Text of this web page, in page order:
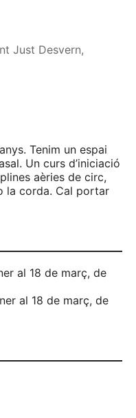
Just Desvern,
Tenim un espai
Un curs d’iniciació
aèries de circ,
la corda. Cal portar
al 18 de març, de
al 18 de març, de